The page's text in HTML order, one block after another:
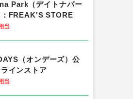
Park（デイトナパー
：FREAK'S STORE
当
（オンデーズ）公
インストア
当